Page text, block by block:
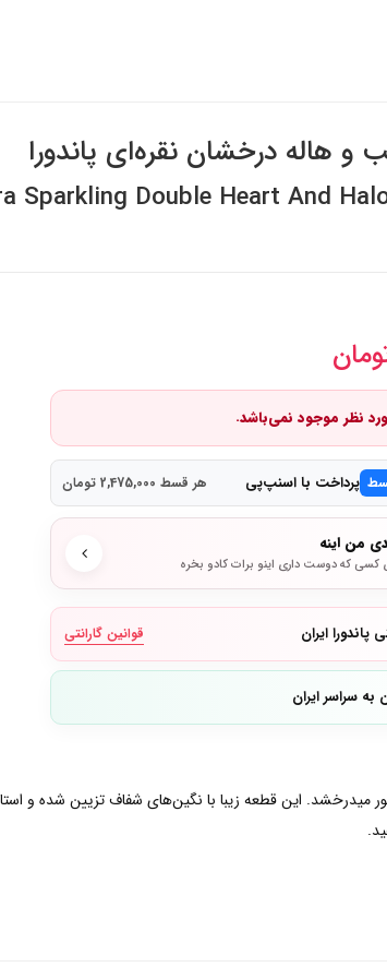
و هاله درخشان نقره‌ای پاندورا
Sparkling Double Heart And
نظر موجود نمی‌باشد.
پرداخت با اسنپ‌پی هر قسط 2,475,000 تومان
من اینه
کسی که دوست داری اینو برات کادو بخره
قوانین گارانتی
به سراسر ایران
این قطعه زیبا با نگین‌های شفاف تزیین شده و